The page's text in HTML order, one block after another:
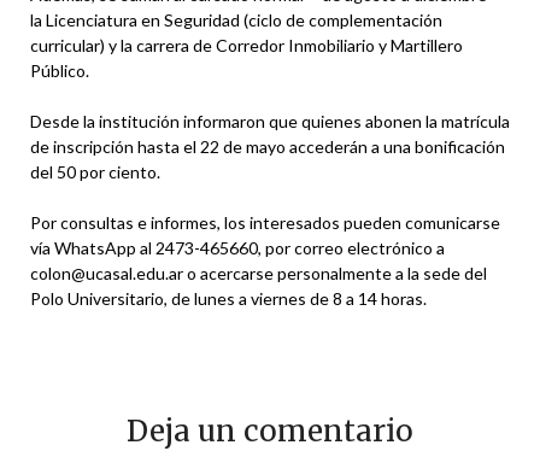
la Licenciatura en Seguridad (ciclo de complementación
curricular) y la carrera de Corredor Inmobiliario y Martillero
Público.
Desde la institución informaron que quienes abonen la matrícula
de inscripción hasta el 22 de mayo accederán a una bonificación
del 50 por ciento.
Por consultas e informes, los interesados pueden comunicarse
vía WhatsApp al 2473-465660, por correo electrónico a
colon@ucasal.edu.ar o acercarse personalmente a la sede del
Polo Universitario, de lunes a viernes de 8 a 14 horas.
Deja un comentario